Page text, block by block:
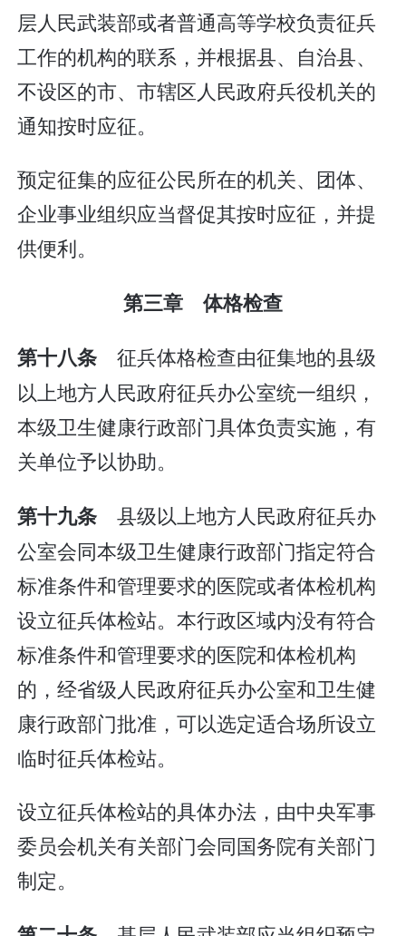
层人民武装部或者普通高等学校负责征兵
工作的机构的联系，并根据县、自治县、
不设区的市、市辖区人民政府兵役机关的
通知按时应征。
预定征集的应征公民所在的机关、团体、
企业事业组织应当督促其按时应征，并提
供便利。
第三章 体格检查
第十八条 征兵体格检查由征集地的县级
以上地方人民政府征兵办公室统一组织，
本级卫生健康行政部门具体负责实施，有
关单位予以协助。
第十九条 县级以上地方人民政府征兵办
公室会同本级卫生健康行政部门指定符合
标准条件和管理要求的医院或者体检机构
设立征兵体检站。本行政区域内没有符合
标准条件和管理要求的医院和体检机构
的，经省级人民政府征兵办公室和卫生健
康行政部门批准，可以选定适合场所设立
临时征兵体检站。
设立征兵体检站的具体办法，由中央军事
委员会机关有关部门会同国务院有关部门
制定。